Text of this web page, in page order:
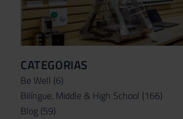
CATEGORIAS
Be Well (6)
Bilíngue, Middle & High School (166)
Blog (59)